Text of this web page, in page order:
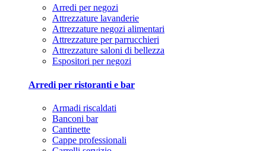
Arredi per negozi
Attrezzature lavanderie
Attrezzature negozi alimentari
Attrezzature per parrucchieri
Attrezzature saloni di bellezza
Espositori per negozi
Arredi per ristoranti e bar
Armadi riscaldati
Banconi bar
Cantinette
Cappe professionali